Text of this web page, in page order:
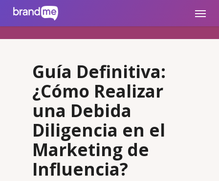
brandme.la Menu
Guía Definitiva:
¿Cómo Realizar
una Debida
Diligencia en el
Marketing de
Influencia?